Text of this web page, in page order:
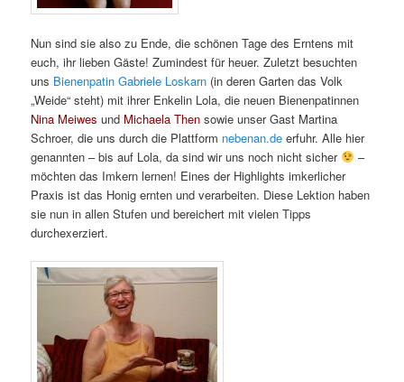
Nun sind sie also zu Ende, die schönen Tage des Erntens mit
euch, ihr lieben Gäste! Zumindest für heuer. Zuletzt besuchten
uns Bienenpatin Gabriele Loskarn (in deren Garten das Volk
„Weide“ steht) mit ihrer Enkelin Lola, die neuen Bienenpatinnen
Nina Meiwes und Michaela Then sowie unser Gast Martina
Schroer, die uns durch die Plattform nebenan.de erfuhr. Alle hier
genannten – bis auf Lola, da sind wir uns noch nicht sicher
–
möchten das Imkern lernen! Eines der Highlights imkerlicher
Praxis ist das Honig ernten und verarbeiten. Diese Lektion haben
sie nun in allen Stufen und bereichert mit vielen Tipps
durchexerziert.